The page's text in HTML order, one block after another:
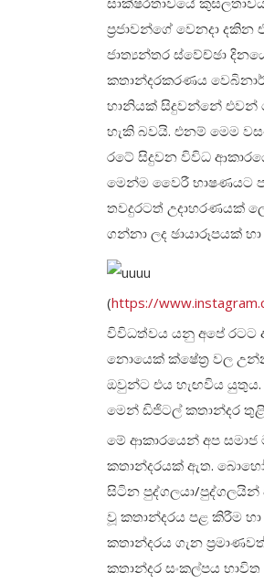
ප්‍රජාවන්ගේ වෙනදා
ජාත්‍යන්තර ස්වේච්ඡා
කතාන්දරකරණය
හානියක් සිදුවන්නේ එවන්
හැකි බවයි. එනම් මෙම
රටේ සිදුවන විවිධ
මෙන්ම වෛරී භාෂණයට
තවදුරටත් උදාහරණයක්
ගන්නා ලද ඡායාරූපයක්
(https://
විවිධත්වය යනු අපේ රටට
නොයෙක් ක්ෂේත්‍ර වල
ඔවුන්ට එය හැඟවිය යුතුය.
මෙන් ඩිජිටල් කතාන්දර
මේ ආකාරයෙන් අප
කතාන්දරයක් ඇත. බොහෝ
සිටින පුද්ගලයා/පුද්ගලයින්
වූ කතාන්දරය පළ කිරීම
කතාන්දරය ගැන
කතාන්දර සංකල්පය